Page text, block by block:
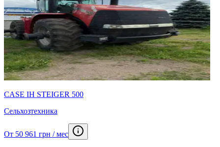
CASE IH STEIGER 500
Сельхозтехника
От 50 961 грн / мес